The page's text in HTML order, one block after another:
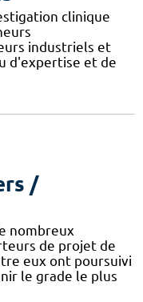
clinique
industriels et
d'expertise et de
/
nombreux
de projet de
eux ont poursuivi
le grade le plus